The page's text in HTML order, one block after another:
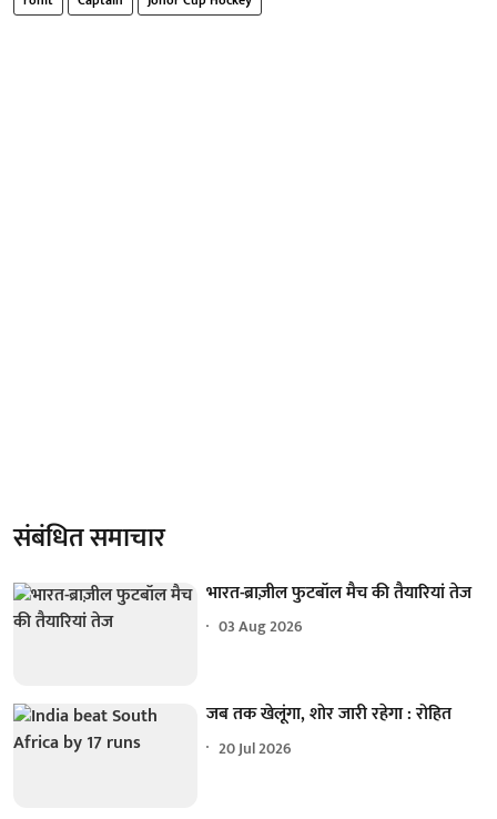
संबंधित समाचार
भारत-ब्राज़ील फुटबॉल मैच की तैयारियां तेज
03 Aug 2026
जब तक खेलूंगा, शोर जारी रहेगा : रोहित
20 Jul 2026